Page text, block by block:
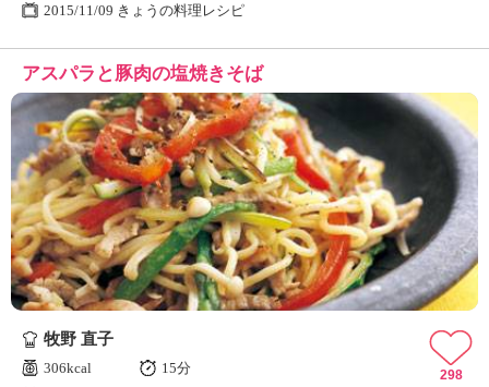
2015/11/09 きょうの料理レシピ
アスパラと豚肉の塩焼きそば
牧野 直子
306kcal
15分
298